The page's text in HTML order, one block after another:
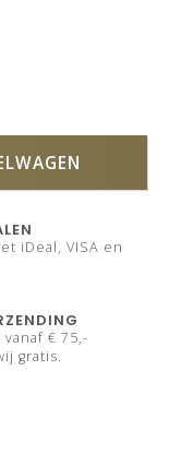
iDeal, VISA en
€ 75,-
gratis.